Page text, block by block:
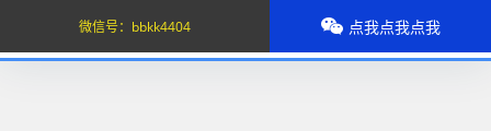
微信号： bbkk4404 点我点我点我